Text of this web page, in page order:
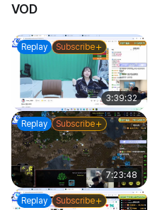
VOD
Replay Subscribe
3:39:32
Replay Subscribe
7:23:48
Replay Subscribe